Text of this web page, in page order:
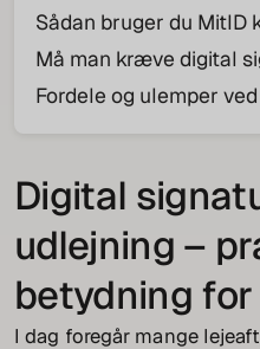
Sådan bruger du MitID
Må man kræve digital
Fordele og ulemper
Digital
udlejning –
betydning for
I dag foregår mange